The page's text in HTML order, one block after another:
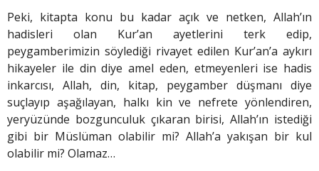
Peki, kitapta konu bu kadar açık ve netken, Allah’ın
hadisleri olan Kur’an ayetlerini terk edip,
peygamberimizin söylediği rivayet edilen Kur’an’a aykırı
hikayeler ile din diye amel eden, etmeyenleri ise hadis
inkarcısı, Allah, din, kitap, peygamber düşmanı diye
suçlayıp aşağılayan, halkı kin ve nefrete yönlendiren,
yeryüzünde bozgunculuk çıkaran birisi, Allah’ın istediği
gibi bir Müslüman olabilir mi? Allah’a yakışan bir kul
olabilir mi? Olamaz…